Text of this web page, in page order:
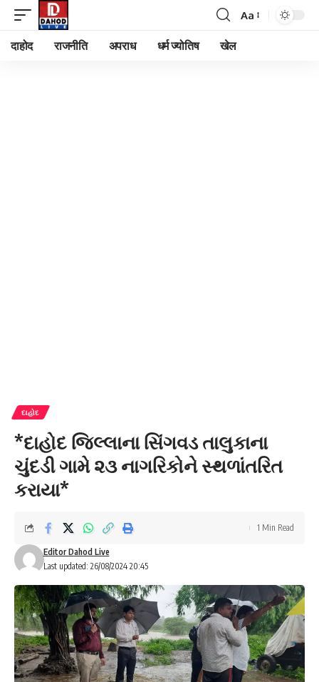
Font
Aa
दाहोद राजनीति अपराध धर्म ज्योतिष खेल
દાહોદ
*દાહોદ જિલ્લાના સિંગવડ તાલુકાના
ચુંદડી ગામે ૨૩ નાગરિકોને સ્થળાંતરિત
કરાયા*
Last updated: 26/08/2024 20:45
Editor Dahod Live
1 Min Read